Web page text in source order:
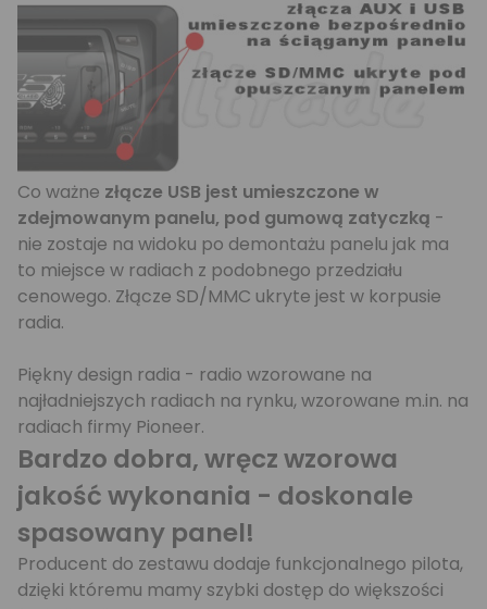
Co ważne złącze USB jest umieszczone w
zdejmowanym panelu, pod gumową zatyczką -
nie zostaje na widoku po demontażu panelu jak ma
to miejsce w radiach z podobnego przedziału
cenowego. Złącze SD/MMC ukryte jest w korpusie
radia.
Piękny design radia - radio wzorowane na
najładniejszych radiach na rynku, wzorowane m.in. na
radiach firmy Pioneer.
Bardzo dobra, wręcz wzorowa
jakość wykonania - doskonale
spasowany panel!
Producent do zestawu dodaje funkcjonalnego pilota,
dzięki któremu mamy szybki dostęp do większości